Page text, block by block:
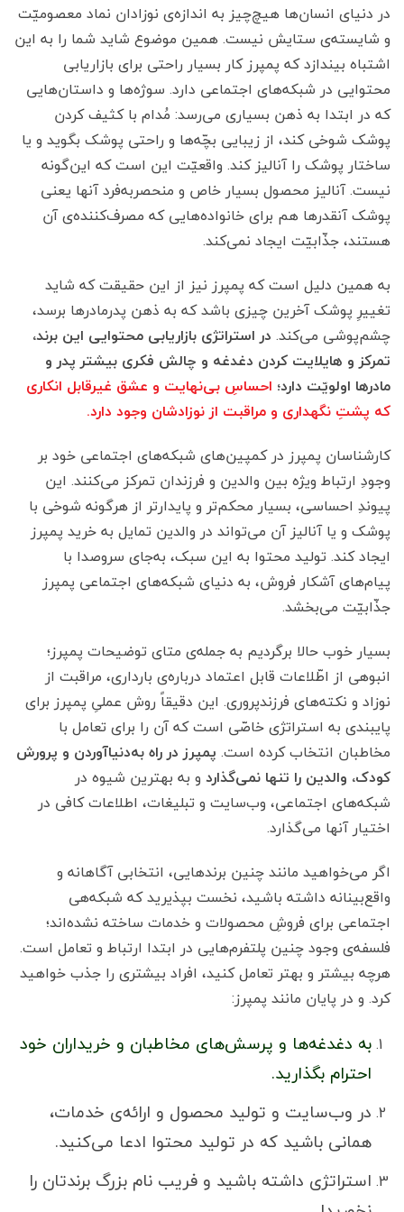
در دنیای انسان‌ها هیچ‌چیز به اندازه‌‌ی نوزادان نماد معصومیّت
و شایسته‌ی ستایش نیست. همین موضوع شاید شما را به این
اشتباه بیندازد که پمپرز کار بسیار راحتی برای بازاریابی
محتوایی در شبکه‌های اجتماعی دارد. سوژه‌ها و داستان‌هایی
که در ابتدا به ذهن بسیاری می‌رسد: مُدام با کثیف کردن
پوشک شوخی کند، از زیبایی بچّه‌ها و راحتی پوشک بگوید و یا
ساختار پوشک را آنالیز کند. واقعیّت این است که این‌گونه
نیست. آنالیز محصول بسیار خاص و منحصر‌به‌فرد آنها یعنی
پوشک آنقدرها هم برای خانواده‌هایی که مصرف‌کننده‌ی آن
هستند، جذّابیّت ایجاد نمی‌کند.
به همین دلیل است که پمپرز نیز از این حقیقت که شاید
تغییرِ پوشک آخرین چیزی باشد که به ذهن پدرمادرها برسد،
چشم‌پوشی می‌کند. در استراتژی بازاریابی محتوایی این برند،
تمرکز و هایلایت کردن دغدغه و چالش فکری بیشتر پدر و
مادرها اولویّت دارد؛ احساسِ بی‌نهایت و عشق غیرقابل انکاری
که پشتِ نگهداری و مراقبت از نوزادشان وجود دارد.
کارشناسان پمپرز در کمپین‌های شبکه‌های اجتماعی خود بر
وجودِ ارتباط ویژه بین والدین و فرزندان تمرکز می‌کنند. این
پیوندِ احساسی، بسیار محکم‌تر و پایدارتر از هرگونه شوخی با
پوشک و یا آنالیز آن می‌تواند در والدین تمایل به خرید پمپرز
ایجاد کند. تولید محتوا به این سبک، به‌جای سروصدا با
پیام‌های آشکار فروش، به دنیای شبکه‌های اجتماعی پمپرز
جذّابیّت می‌بخشد.
بسیار خوب حالا برگردیم به جمله‌ی متای توضیحات پمپرز؛
انبوهی از اطّلاعات قابل اعتماد درباره‌ی بارداری، مراقبت از
نوزاد و نکته‌های فرزندپروری. این دقیقاً روش عملیِ پمپرز برای
پایبندی به استراتژی خاصّی است که آن را برای تعامل با
مخاطبان انتخاب کرده است. پمپرز در راه به‌دنیاآوردن و پرورش
کودک، والدین را تنها نمی‌گذارد و به بهترین شیوه در
شبکه‌های اجتماعی، وب‌سایت و تبلیغات، اطلاعات کافی در
اختیار آنها می‌گذارد.
اگر می‌خواهید مانند چنین برندهایی، انتخابی آگاهانه و
واقع‌بینانه داشته باشید، نخست بپذیرید که شبکه‌هی
اجتماعی برای فروشِ محصولات و خدمات ساخته نشده‌اند؛
فلسفه‌ی وجود چنین پلتفرم‌هایی در ابتدا ارتباط و تعامل است.
هرچه‌ بیشتر و بهتر تعامل کنید، افراد بیشتری را جذب خواهید
کرد. و در پایان مانند پمپرز:
به دغدغه‌ها و پرسش‌های مخاطبان و خریداران خود
احترام بگذارید.
در وب‌سایت و تولید محصول و ارائه‌ی خدمات،
همانی باشید که در تولید محتوا ادعا می‌کنید.
استراتژی داشته باشید و فریب نام بزرگ برندتان را